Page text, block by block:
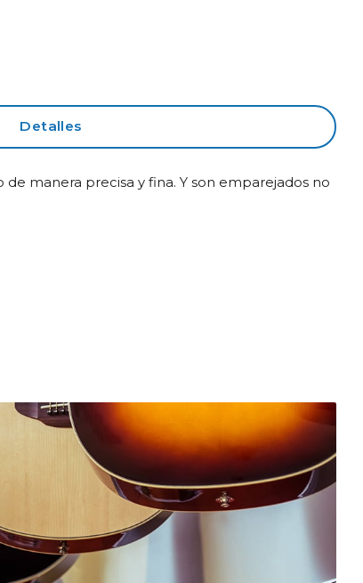
Detalles
manera precisa y fina. Y son emparejados no